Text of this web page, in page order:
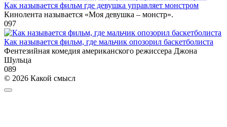
Как называется фильм где девушка управляет монстром
Кинолента называется «Моя девушка – монстр».
097
Как называется фильм, где мальчик опозорил баскетболиста
Фентезийная комедия американского режиссера Джона
Шульца
089
© 2026 Какой смысл